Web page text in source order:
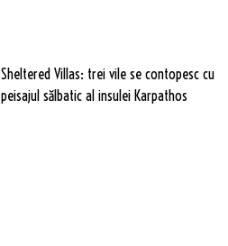
Sheltered Villas: trei vile se contopesc cu
peisajul sălbatic al insulei Karpathos